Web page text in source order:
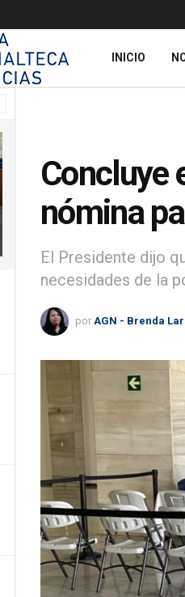
INICIO
Concluye
nómina
El Presidente dijo
necesidades de la
por AGN - Brenda